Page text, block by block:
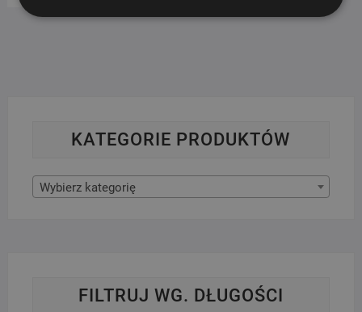
KATEGORIE PRODUKTÓW
Wybierz kategorię
FILTRUJ WG. DŁUGOŚCI